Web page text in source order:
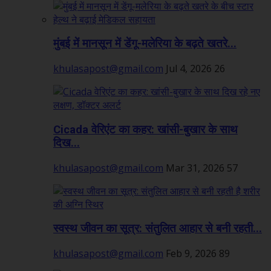
मुंबई में मानसून में डेंगू-मलेरिया के बढ़ते खतरे...
khulasapost@gmail.com Jul 4, 2026 26
Cicada वेरिएंट का कहर: खांसी-बुखार के साथ
दिख...
khulasapost@gmail.com Mar 31, 2026 57
स्वस्थ जीवन का सूत्र: संतुलित आहार से बनी रहती...
khulasapost@gmail.com Feb 9, 2026 89